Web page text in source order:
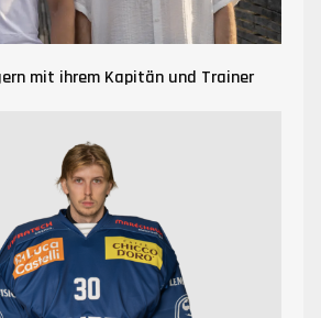
mit ihrem Kapitän und Trainer